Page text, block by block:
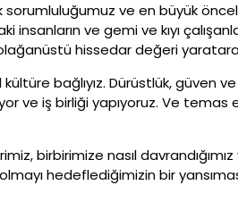
ve en büyük
ve gemi ve kıyı
hissedar değeri
bağlıyız. Dürüstlük, güven
ve iş birliği yapıyoruz. Ve
birbirimize nasıl
hedeflediğimizin bir